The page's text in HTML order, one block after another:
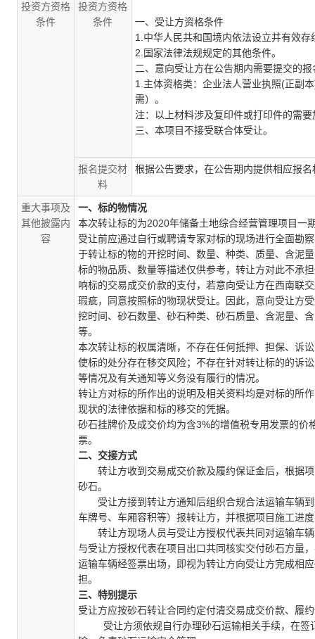
投资方资格
条件
投资方资格
条件
一、 受让方资格条件
1. 中华人民共和国境内依法设立并有效
2. 国家法律法规规定的其他条件。
二、意向受让方在公告期内需要提交的报
1. 主体资格类：企业法人营业执照(正副本
需）。
注：以上材料涉及复印件或打印件的需
三、本项目不接受联合体受让。
报名提交材
料
根据公告要求，在公告期内提供相应报名
重大事项及
其他披露内
容
一、标的物情况
本次转让标的为2020年储备土地综合经营管理项目一
受让前应通过自行或聘请专家对标的现场进行全面勘
于转让标的物的开挖时间、数量、种类、质量、含泥
标的物品质、数量等描述仅供参考，转让方对此不承
响标的交易成交价款的支付，若意向受让方在西南联
瑕疵，同意按照标的物现状受让。因此，意向受让方
挖时间、砂石数量、砂石种类、砂石质量、含泥量、
等。
本次转让标的权属清晰，不存在任何抵押、担保、诉
使标的处分存在移交风险；不存在针对转让标的的诉
等情况及有关通知等义务没有履行的情况。
转让方对标的所作出的说明及相关资料均是对标的所
现状的法律依据和标的移交的凭据。
砂石挂牌价及成交价均为含3%的增值税专用发票的价
票。
二、交接方式
转让方收到交易成交价款及履约保证金后，根据项
砂石。
受让方接到转让方通知后组织合规合法运输车辆到
车牌号、车厢容积等）报转让方，并根据项目施工
转让方现场人员与受让方授权代表共同对运输车辆
与受让方授权代表在项目出口共同核实交付砂石方量
运输车辆经签票出场，即视为转让方向受让方完成相
担。
三、特别提示
受让方应按砂石转让合同约定付清交易成交价款、履
受让方须依规自行办理砂石运输相关手续， 在签